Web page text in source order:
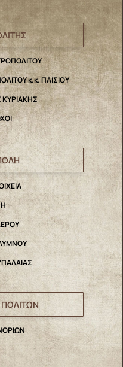
κ.κ. ΠΑΙΣΙΟΥ